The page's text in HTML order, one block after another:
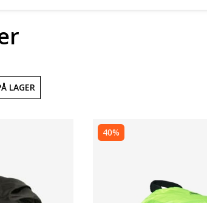
LAGER
40%